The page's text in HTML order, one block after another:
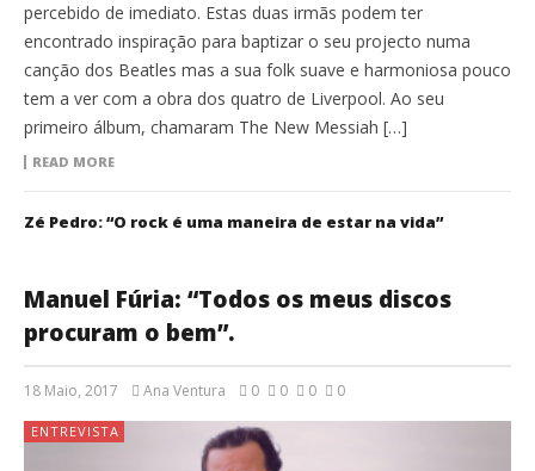
percebido de imediato. Estas duas irmãs podem ter
encontrado inspiração para baptizar o seu projecto numa
canção dos Beatles mas a sua folk suave e harmoniosa pouco
tem a ver com a obra dos quatro de Liverpool. Ao seu
primeiro álbum, chamaram The New Messiah […]
READ MORE
Zé Pedro: “O rock é uma maneira de estar na vida”
Manuel Fúria: “Todos os meus discos
procuram o bem”.
18 Maio, 2017 Ana Ventura 0 0 0 0
ENTREVISTA